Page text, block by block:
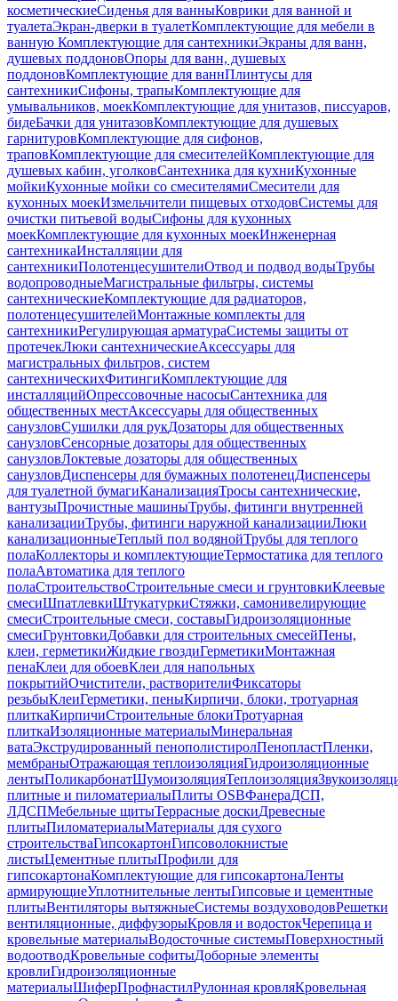
косметическиеСиденья для ванныКоврики для ванной и
туалетаЭкран-дверки в туалетКомплектующие для мебели в
ванную Комплектующие для сантехникиЭкраны для ванн,
душевых поддоновОпоры для ванн, душевых
поддоновКомплектующие для ваннПлинтусы для
сантехникиСифоны, трапыКомплектующие для
умывальников, моекКомплектующие для унитазов, писсуаров,
бидеБачки для унитазовКомплектующие для душевых
гарнитуровКомплектующие для сифонов,
траповКомплектующие для смесителейКомплектующие для
душевых кабин, уголковСантехника для кухниКухонные
мойкиКухонные мойки со смесителямиСмесители для
кухонных моекИзмельчители пищевых отходовСистемы для
очистки питьевой водыСифоны для кухонных
моекКомплектующие для кухонных моекИнженерная
сантехникаИнсталляции для
сантехникиПолотенцесушителиОтвод и подвод водыТрубы
водопроводныеМагистральные фильтры, системы
сантехническиеКомплектующие для радиаторов,
полотенцесушителейМонтажные комплекты для
сантехникиРегулирующая арматураСистемы защиты от
протечекЛюки сантехническиеАксессуары для
магистральных фильтров, систем
сантехническихФитингиКомплектующие для
инсталляцийОпрессовочные насосыСантехника для
общественных местАксессуары для общественных
санузловСушилки для рукДозаторы для общественных
санузловСенсорные дозаторы для общественных
санузловЛоктевые дозаторы для общественных
санузловДиспенсеры для бумажных полотенецДиспенсеры
для туалетной бумагиКанализацияТросы сантехнические,
вантузыПрочистные машиныТрубы, фитинги внутренней
канализацииТрубы, фитинги наружной канализацииЛюки
канализационныеТеплый пол водянойТрубы для теплого
полаКоллекторы и комплектующиеТермостатика для теплого
полаАвтоматика для теплого
полаСтроительствоСтроительные смеси и грунтовкиКлеевые
смесиШпатлевкиШтукатуркиСтяжки, самонивелирующие
смесиСтроительные смеси, составыГидроизоляционные
смесиГрунтовкиДобавки для строительных смесейПены,
клеи, герметикиЖидкие гвоздиГерметикиМонтажная
пенаКлеи для обоевКлеи для напольных
покрытийОчистители, растворителиФиксаторы
резьбыКлеиГерметики, пеныКирпичи, блоки, тротуарная
плиткаКирпичиСтроительные блокиТротуарная
плиткаИзоляционные материалыМинеральная
ватаЭкструдированный пенополистиролПенопластПленки,
мембраныОтражающая теплоизоляцияГидроизоляционные
лентыПоликарбонатШумоизоляцияТеплоизоляция
плитные и пиломатериалыПлиты OSBФанераДСП,
ЛДСПМебельные щитыТеррасные доскиДревесные
плитыПиломатериалыМатериалы для сухого
строительстваГипсокартонГипсоволокнистые
листыЦементные плитыПрофили для
гипсокартонаКомплектующие для гипсокартонаЛенты
армирующиеУплотнительные лентыГипсовые и цементные
плитыВентиляторы вытяжныеСистемы воздуховодовРешетки
вентиляционные, диффузорыКровля и водостокЧерепица и
кровельные материалыВодосточные системыПоверхностный
водоотводКровельные софитыДоборные элементы
кровлиГидроизоляционные
материалыШиферПрофнастилРулонная кровляКровельная